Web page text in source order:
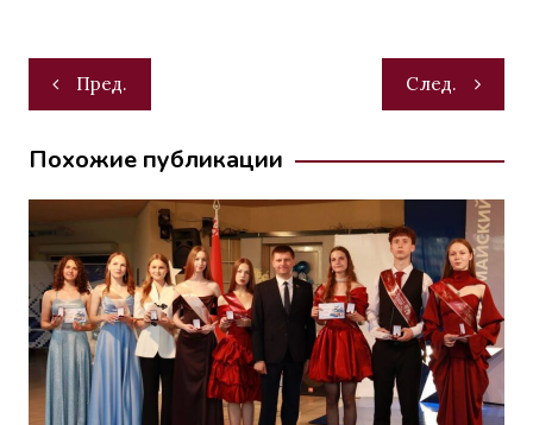
Навигация
по
записям
Пред. След.
Похожие публикации